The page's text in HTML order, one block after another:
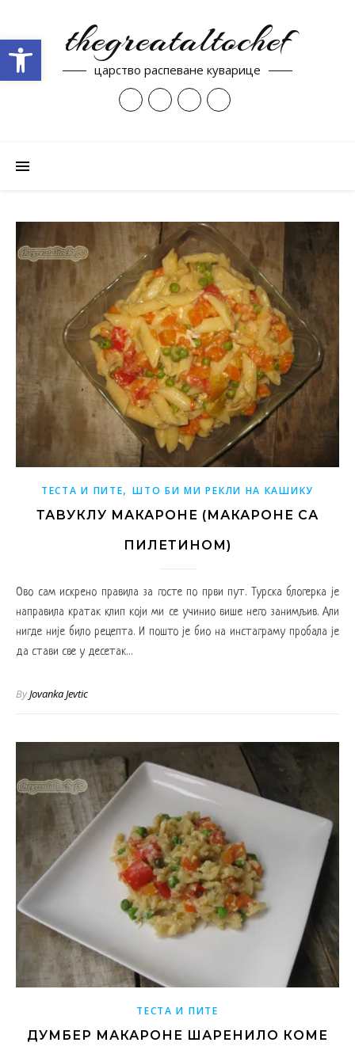
thegreataltochef
царство распеване куварице
ТЕСТА И ПИТЕ,ШТО БИ МИ РЕКЛИ НА КАШИКУ
ТАВУКЛУ МАКАРОНЕ (МАКАРОНЕ СА
ПИЛЕТИНОМ)
Ово сам искрено правила за госте по први пут. Турска блогерка је
направила кратак клип који ми се учинио више него занимљив. Али
нигде није било рецепта. И пошто је био на инстаграму пробала је
да стави све у десетак…
ByJovanka Jevtic
ТЕСТА И ПИТЕ
ДУМБЕР МАКАРОНЕ ШАРЕНИЛО КОМЕ
Open toolbar